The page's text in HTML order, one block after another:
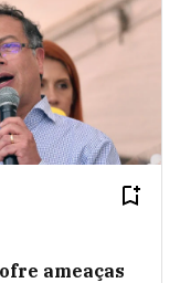
ameaças